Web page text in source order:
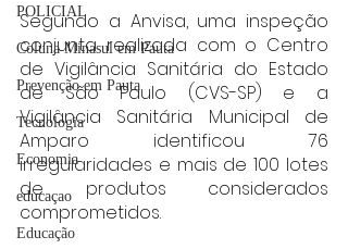
POLICIAL
Coluna Minasul em Pauta
Prevenção em Pauta
Tecnologia
Economia
educaçao
Educação
Segundo a Anvisa, uma inspeção
conjunta realizada com o Centro
de Vigilância Sanitária do Estado
de São Paulo (CVS-SP) e a
Vigilância Sanitária Municipal de
Amparo identificou 76
irregularidades e mais de 100 lotes
de produtos considerados
comprometidos.